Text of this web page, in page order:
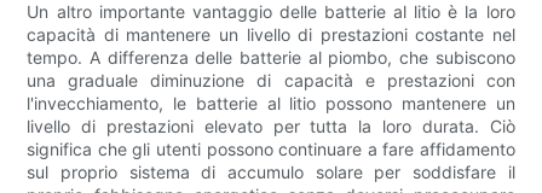
Un altro importante vantaggio delle batterie al litio è la loro
capacità di mantenere un livello di prestazioni costante nel
tempo. A differenza delle batterie al piombo, che subiscono
una graduale diminuzione di capacità e prestazioni con
l'invecchiamento, le batterie al litio possono mantenere un
livello di prestazioni elevato per tutta la loro durata. Ciò
significa che gli utenti possono continuare a fare affidamento
sul proprio sistema di accumulo solare per soddisfare il